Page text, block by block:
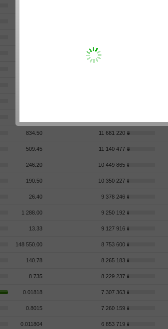
15 813 174
834.50 11 681 220
509.45 11 140 477
246.20 10 449 865
190.50 10 350 227
26.40 9 378 246
1 288.00 9 250 192
13.33 9 127 916
148 550.00 8 753 600
140.78 8 265 183
8.735 8 229 237
0.01818 7 307 363
0.8015 7 260 159
0.011804 6 853 719